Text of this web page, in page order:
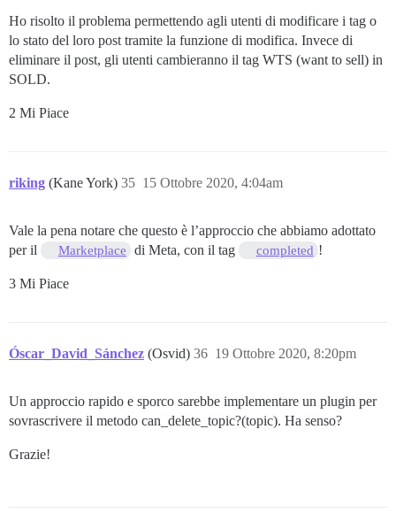
Ho risolto il problema permettendo agli utenti di modificare i tag o
lo stato del loro post tramite la funzione di modifica. Invece di
eliminare il post, gli utenti cambieranno il tag WTS (want to sell) in
SOLD.
2 Mi Piace
riking (Kane York) 15 Ottobre 2020, 4:04am
35
Vale la pena notare che questo è l’approccio che abbiamo adottato
per il
Marketplace di Meta, con il tag completed !
3 Mi Piace
Óscar_David_Sánchez (Osvid) 19 Ottobre 2020, 8:20pm
36
Un approccio rapido e sporco sarebbe implementare un plugin per
sovrascrivere il metodo can_delete_topic?(topic). Ha senso?
Grazie!